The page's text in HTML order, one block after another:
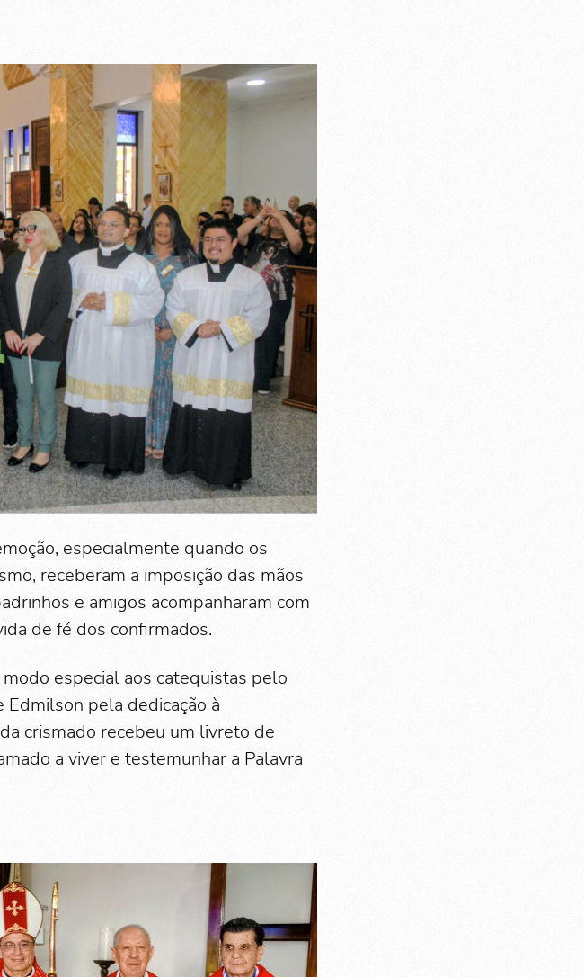
especialmente quando os
receberam a imposição das mãos
e amigos acompanharam com
de fé dos confirmados.
especial aos catequistas pelo
pela dedicação à
crismado recebeu um livreto de
a viver e testemunhar a Palavra